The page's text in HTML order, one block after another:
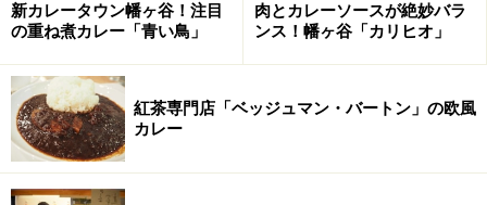
新カレータウン幡ヶ谷！注目
の重ね煮カレー「青い鳥」
肉とカレーソースが絶妙バラ
ンス！幡ヶ谷「カリヒオ」
紅茶専門店「ベッジュマン・バートン」の欧風
カレー